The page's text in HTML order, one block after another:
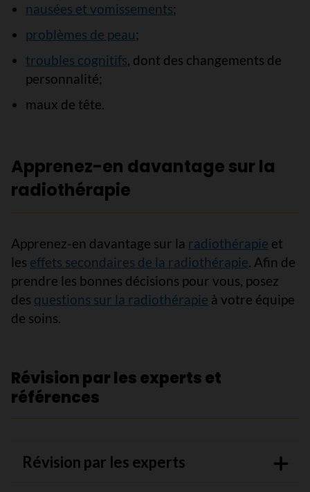
nausées et vomissements;
problèmes de peau;
troubles cognitifs, dont des changements de
personnalité;
maux de tête.
Apprenez-en davantage sur la
radiothérapie
Apprenez-en davantage sur la radiothérapie et
les effets secondaires de la radiothérapie. Afin de
prendre les bonnes décisions pour vous, posez
des questions sur la radiothérapie à votre équipe
de soins.
Révision par les experts et
références
Révision par les experts